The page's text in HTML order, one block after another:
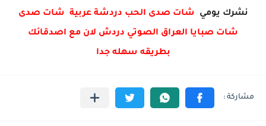
نشرك يومي شات صدى الحب دردشة عربية شات صدى
شات صبايا العراق الصوتي دردش لان مع اصدقائك
بطريقه سهله جدا